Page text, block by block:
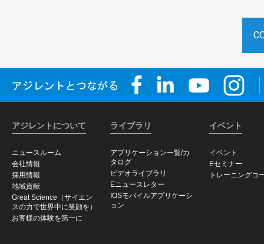
アジレントについて
ニュースルーム
会社情報
採用情報
地域貢献
Great Science（サイエン
スの力で世界中に笑顔を）
お客様の体験を第一に
ライブラリ
アプリケーション一覧/カ
タログ
ビデオライブラリ
Eニュースレター
IOSモバイルアプリケーシ
ョン
イベント
イベント
Eセミナー
トレーニングコ